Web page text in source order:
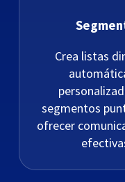
Crea listas
segmentos
ofrecer